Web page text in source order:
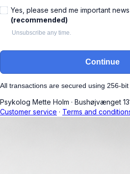
Yes, please send me important
(recommended)
Unsubscribe any time.
Continue
All transactions are secured using 256-bit
Psykolog Mette Holm · Bushøjvænget
Customer service · Terms and